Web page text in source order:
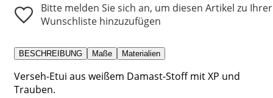
Bitte melden Sie sich an, um diesen Artikel zu Ihrer
Wunschliste hinzuzufügen
BESCHREIBUNG Maße Materialien
Verseh-Etui aus weißem Damast-Stoff mit XP und
Trauben.